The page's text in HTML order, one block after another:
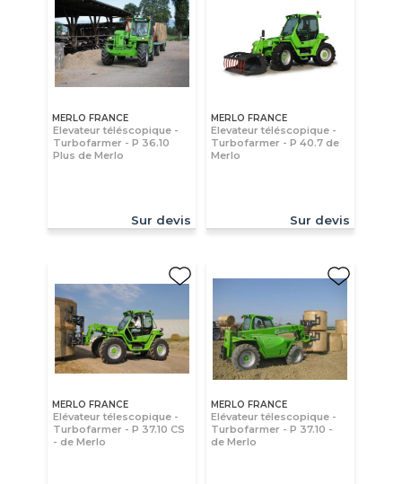
MERLO FRANCE
Elevateur téléscopique -
Turbofarmer - P 36.10
Plus de Merlo
Sur devis
MERLO FRANCE
Elevateur téléscopique -
Turbofarmer - P 40.7 de
Merlo
Sur devis
MERLO FRANCE
Elévateur télescopique -
Turbofarmer - P 37.10 CS
- de Merlo
MERLO FRANCE
Elévateur télescopique -
Turbofarmer - P 37.10 -
de Merlo